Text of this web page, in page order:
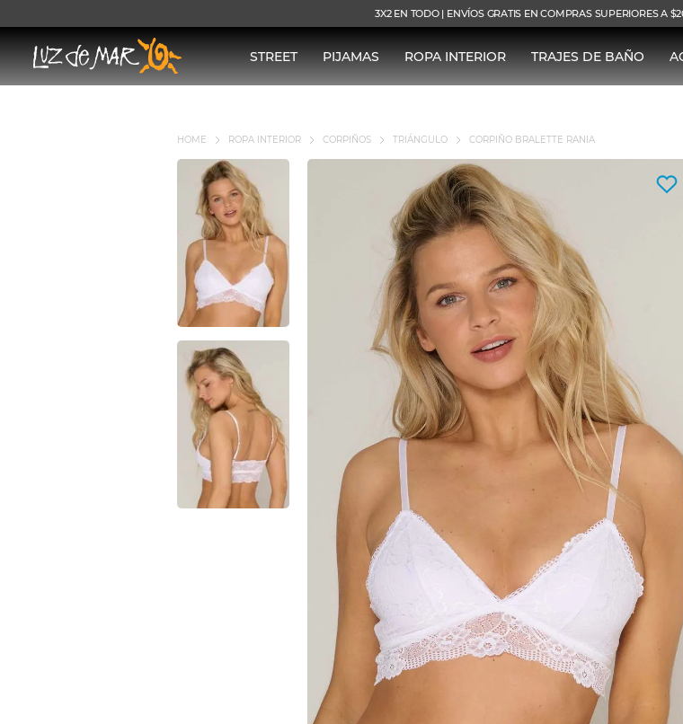
3X2 EN TODO | ENVÍOS GRATIS EN COMPRAS SUPERIORES A
STREET PIJAMAS ROPA INTERIOR TRAJES DE BAÑO
ROPA INTERIOR CORPIÑOS TRIÁNGULO CORPIÑO BRALETTE RANIA
$ 000
Precio sin Impuestos Nacionales:
XL
AGREGAR AL